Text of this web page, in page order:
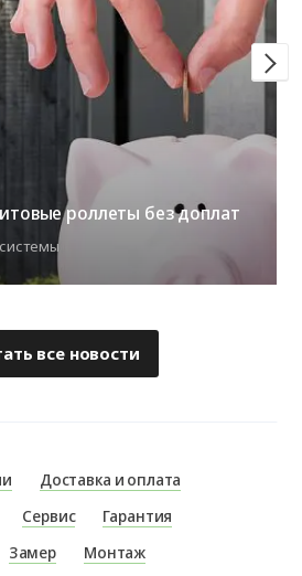
роллеты без доплат
все новости
Доставка и оплата
Сервис
Гарантия
Замер
Монтаж